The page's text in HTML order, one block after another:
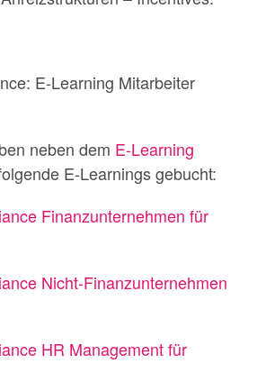
neben dem E-Learning
E-Learnings gebucht:
Finanzunternehmen für
Nicht-Finanzunternehmen
HR Management für